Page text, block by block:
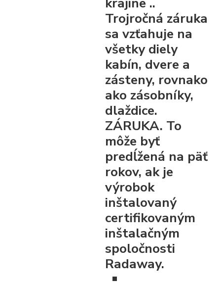
Trojročná záruka
sa vzťahuje na
všetky diely
kabín, dvere a
zásteny, rovnako
ako zásobníky,
dlaždice.
ZÁRUKA. To
môže byť
predĺžená na päť
rokov, ak je
výrobok
inštalovaný
certifikovaným
inštalačným
spoločnosti
Radaway.